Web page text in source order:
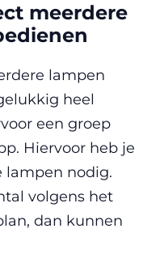
meerdere
lampen
heel
een groep
Hiervoor heb je
lampen nodig.
volgens het
dan kunnen